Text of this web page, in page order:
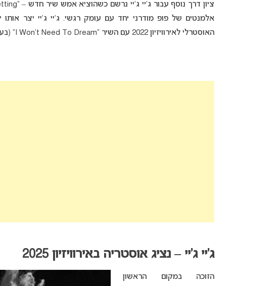
אלמנטים של פופ מודרני יחד עם עומק רגשי. ג’יי ג’יי יצר
האוסטרלי לאירוויזיון 2022 עם השיר “I Won’t Need To Dream” (בעברית: אני לא אצטרך לחלום) וסיים במקום השמיני.
ג’יי ג’יי – נציג אוסטריה באירוויזיון 2025
הזוכה במקום הראשון